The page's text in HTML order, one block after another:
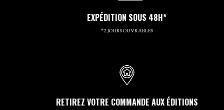
EXPÉDITION SOUS 48H*
*2 JOURS OUVRABLES
RETIREZ VOTRE COMMANDE AUX ÉDITIONS